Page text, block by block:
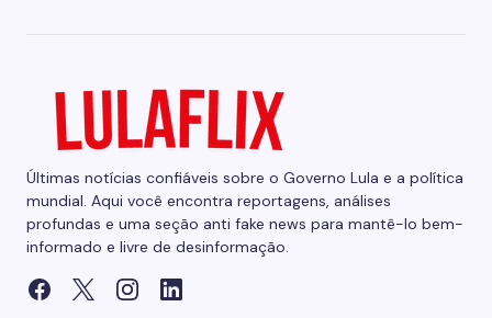
Últimas notícias confiáveis sobre o Governo Lula e a política
mundial. Aqui você encontra reportagens, análises
profundas e uma seção anti fake news para mantê-lo bem-
informado e livre de desinformação.